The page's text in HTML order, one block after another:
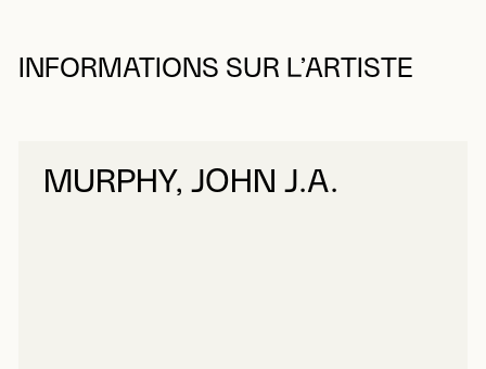
INFORMATIONS SUR L’ARTISTE
MURPHY, JOHN J.A.